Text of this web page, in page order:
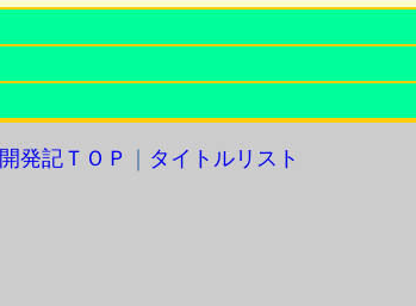
開発記ＴＯＰ タイトルリスト